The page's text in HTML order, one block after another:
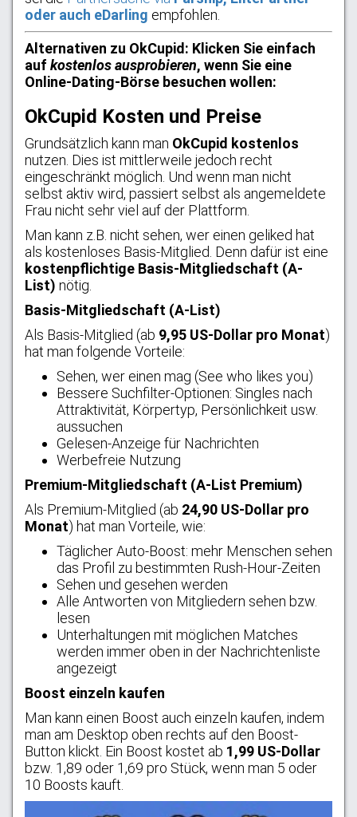
oder auch eDarling empfohlen.
Alternativen zu OkCupid: Klicken Sie einfach
auf kostenlos ausprobieren, wenn Sie eine
Online-Dating-Börse besuchen wollen:
OkCupid Kosten und Preise
Grundsätzlich kann man OkCupid kostenlos
nutzen. Dies ist mittlerweile jedoch recht
eingeschränkt möglich. Und wenn man nicht
selbst aktiv wird, passiert selbst als angemeldete
Frau nicht sehr viel auf der Plattform.
Man kann z.B. nicht sehen, wer einen geliked hat
als kostenloses Basis-Mitglied. Denn dafür ist eine
kostenpflichtige Basis-Mitgliedschaft (A-
List) nötig.
Basis-Mitgliedschaft (A-List)
Als Basis-Mitglied (ab 9,95 US-Dollar pro Monat)
hat man folgende Vorteile:
Sehen, wer einen mag (See who likes you)
Bessere Suchfilter-Optionen: Singles nach
Attraktivität, Körpertyp, Persönlichkeit usw.
aussuchen
Gelesen-Anzeige für Nachrichten
Werbefreie Nutzung
Premium-Mitgliedschaft (A-List Premium)
Als Premium-Mitglied (ab 24,90 US-Dollar pro
Monat) hat man Vorteile, wie:
Täglicher Auto-Boost: mehr Menschen sehen
das Profil zu bestimmten Rush-Hour-Zeiten
Sehen und gesehen werden
Alle Antworten von Mitgliedern sehen bzw.
lesen
Unterhaltungen mit möglichen Matches
werden immer oben in der Nachrichtenliste
angezeigt
Boost einzeln kaufen
Man kann einen Boost auch einzeln kaufen, indem
man am Desktop oben rechts auf den Boost-
Button klickt. Ein Boost kostet ab 1,99 US-Dollar
bzw. 1,89 oder 1,69 pro Stück, wenn man 5 oder
10 Boosts kauft.